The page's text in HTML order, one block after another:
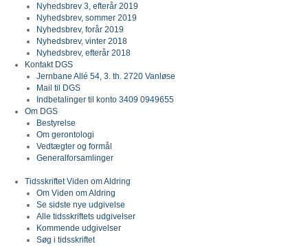
Nyhedsbrev 3, efterår 2019
Nyhedsbrev, sommer 2019
Nyhedsbrev, forår 2019
Nyhedsbrev, vinter 2018
Nyhedsbrev, efterår 2018
Kontakt DGS
Jernbane Allé 54, 3. th. 2720 Vanløse
Mail til DGS
Indbetalinger til konto 3409 0949655
Om DGS
Bestyrelse
Om gerontologi
Vedtægter og formål
Generalforsamlinger
Tidsskriftet Viden om Aldring
Om Viden om Aldring
Se sidste nye udgivelse
Alle tidsskriftets udgivelser
Kommende udgivelser
Søg i tidsskriftet